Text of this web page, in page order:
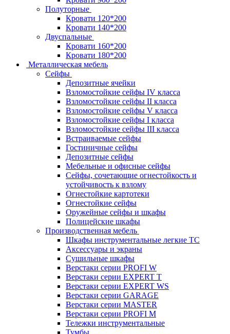
Полуторные
Кровати 120*200
Кровати 140*200
Двуспальные
Кровати 160*200
Кровати 180*200
Металлическая мебель
Сейфы
Депозитные ячейки
Взломостойкие сейфы IV класса
Взломостойкие сейфы II класса
Взломостойкие сейфы V класса
Взломостойкие сейфы I класса
Взломостойкие сейфы III класса
Встраиваемые сейфы
Гостиничные сейфы
Депозитные сейфы
Мебельные и офисные сейфы
Сейфы, сочетающие огнестойкость и
устойчивость к взлому
Огнестойкие картотеки
Огнестойкие сейфы
Оружейные сейфы и шкафы
Полицейские шкафы
Производственная мебель
Шкафы инструментальные легкие ТС
Аксессуары и экраны
Cушильные шкафы
Верстаки серии PROFI W
Верстаки серии EXPERT T
Верстаки серии EXPERT WS
Верстаки серии GARAGE
Верстаки серии MASTER
Верстаки серии PROFI M
Тележки инструментальные
Тумбы